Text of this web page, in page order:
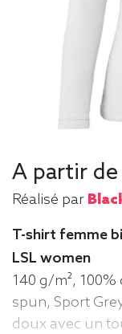
A partir de
Réalisé par
T-shirt femme
LSL women
140 g/m²,
spun, Sport
doux avec un